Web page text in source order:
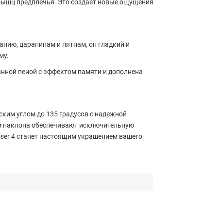
предплечья. Это создает новые ощущения
царапинам и пятнам, он гладкий и
пеной с эффектом памяти и дополнена
углом до 135 градусов с надежной
наклона обеспечивают исключительную
4 станет настоящим украшением вашего